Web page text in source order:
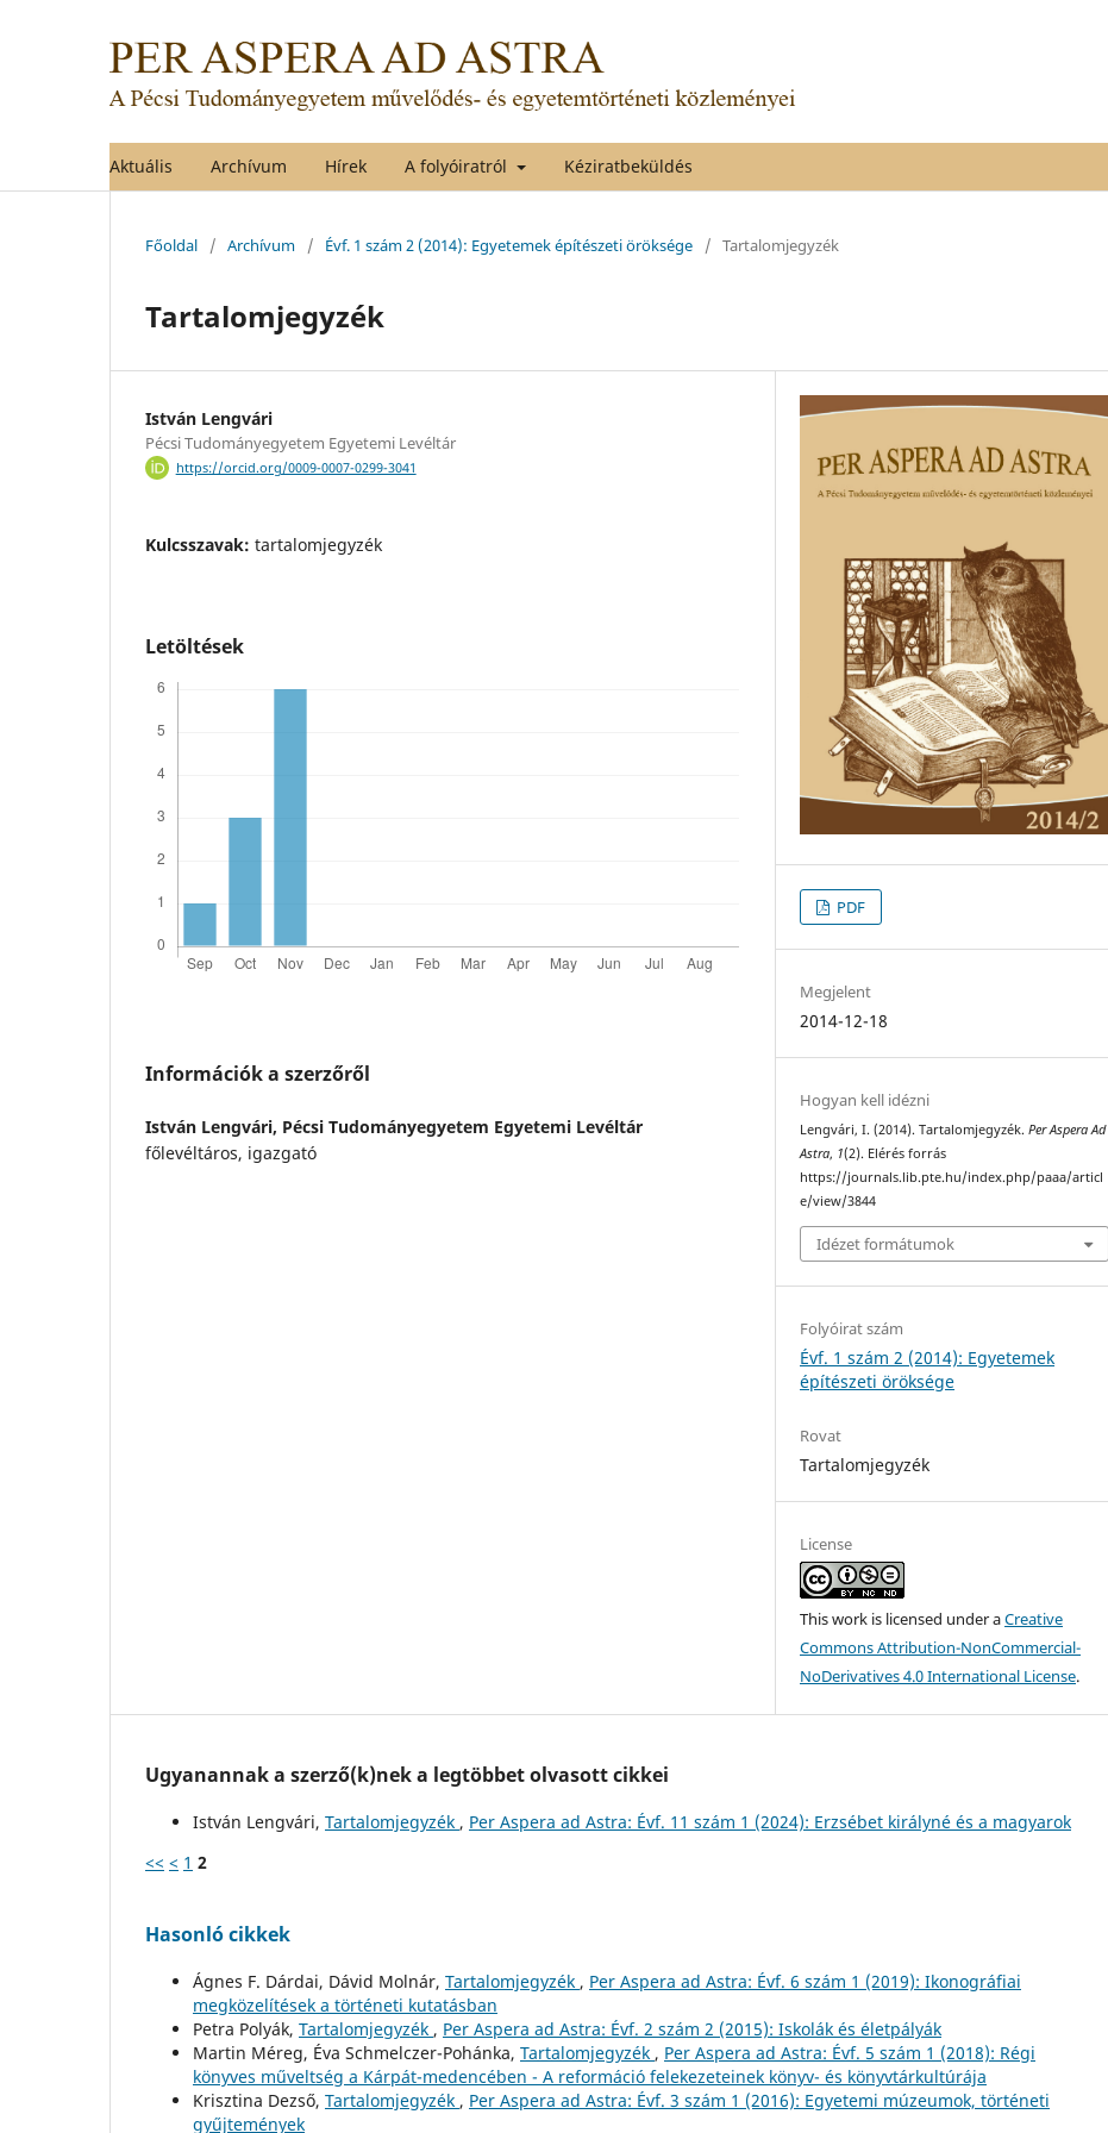
Aktuális Archívum Hírek A folyóiratról Kéziratbeküldés
Főoldal / Archívum / Évf. 1 szám 2 (2014): Egyetemek építészeti öröksége / Tartalomjegyzék
Tartalomjegyzék
István Lengvári
Pécsi Tudományegyetem Egyetemi Levéltár
https://orcid.org/0009-0007-0299-3041
Kulcsszavak: tartalomjegyzék
Letöltések
Információk a szerzőről
István Lengvári, Pécsi Tudományegyetem Egyetemi Levéltár
főlevéltáros, igazgató
PDF
Megjelent
2014-12-18
Hogyan kell idézni
Lengvári, I. (2014). Tartalomjegyzék.Per Aspera Ad
Astra, 1(2). Elérés forrás
https://journals.lib.pte.hu/index.php/paaa/articl
e/view/3844
Idézet formátumok
Folyóirat szám
Évf. 1 szám 2 (2014): Egyetemek
építészeti öröksége
Rovat
Tartalomjegyzék
License
This work is licensed under aCreative
Commons Attribution-NonCommercial-
NoDerivatives 4.0 International License.
Ugyanannak a szerző(k)nek a legtöbbet olvasott cikkei
István Lengvári, Tartalomjegyzék , Per Aspera ad Astra: Évf. 11 szám 1 (2024): Erzsébet királyné és a magyarok
<< < 1 2
Hasonló cikkek
Ágnes F. Dárdai, Dávid Molnár, Tartalomjegyzék , Per Aspera ad Astra: Évf. 6 szám 1 (2019): Ikonográfiai
megközelítések a történeti kutatásban
Petra Polyák, Tartalomjegyzék , Per Aspera ad Astra: Évf. 2 szám 2 (2015): Iskolák és életpályák
Martin Méreg, Éva Schmelczer-Pohánka, Tartalomjegyzék , Per Aspera ad Astra: Évf. 5 szám 1 (2018): Régi
könyves műveltség a Kárpát-medencében - A reformáció felekezeteinek könyv- és könyvtárkultúrája
Krisztina Dezső, Tartalomjegyzék , Per Aspera ad Astra: Évf. 3 szám 1 (2016): Egyetemi múzeumok, történeti
gyűjtemények